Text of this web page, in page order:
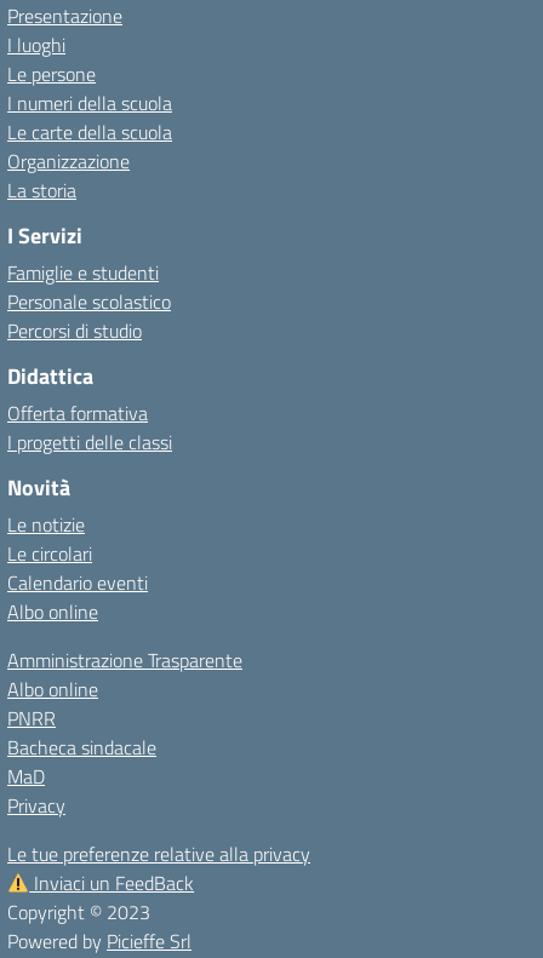
Presentazione
I luoghi
Le persone
I numeri della scuola
Le carte della scuola
Organizzazione
La storia
I Servizi
Famiglie e studenti
Personale scolastico
Percorsi di studio
Didattica
Offerta formativa
I progetti delle classi
Novità
Le notizie
Le circolari
Calendario eventi
Albo online
Amministrazione Trasparente
Albo online
PNRR
Bacheca sindacale
MaD
Privacy
Le tue preferenze relative alla privacy
Inviaci un FeedBack
Copyright © 2023
Powered by Picieffe Srl